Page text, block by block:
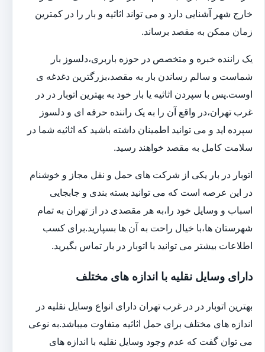
خارج شهر آشنایی دارد و می تواند اثاثیه و بار را در کمترین
زمان ممکن به مقصد برساند.
یک راننده خبره و متخصص در حوزه باربری،دلسوز بار
شماست و سالم رساندن بار به مقصد،بزرگترین دغدغه ی
اوست.پس با سپردن اثاثیه یا بار خود به بهترین اتوبار در در
غرب تهران،در واقع آن را به یک راننده حرفه ای و دلسوز
سپرده اید و می توانید اطمینان داشته باشید که اثاثیه شما در
سلامت کامل به مقصد خواهند رسید.
اتوبار در بار یکی از شرکت های حمل و نقل مجاز و خوشنام
در این عرصه است که می توانید بسته بندی و جابجایی
اسباب و وسایل خود را،به هر مقصدی در از تهران به تمام
شهرستان ها،با خیال راحت به آن ها بسپارید.برای کسب
اطلاعات بیشتر می توانید با اتوبار در بار تماس بگیرید.
دارای وسایل نقلیه با اندازه های مختلف
بهترین اتوبار در در غرب تهران دارای انواع وسایل نقلیه در
اندازه های مختلف برای حمل اثاثیه متفاوت می‎باشد.به نوعی
می توان گفت که عدم وجود وسایل نقلیه با اندازه های